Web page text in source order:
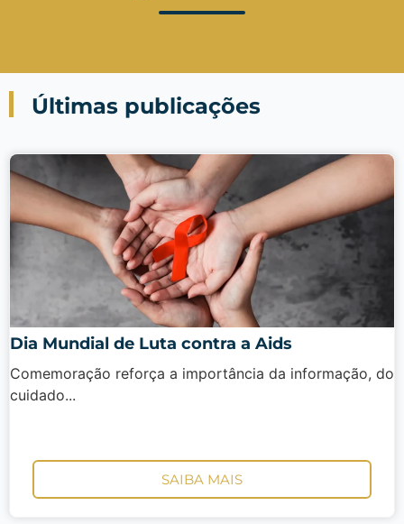
Últimas publicações
Dia Mundial de Luta contra a Aids
Comemoração reforça a importância da informação, do
cuidado...
SAIBA MAIS